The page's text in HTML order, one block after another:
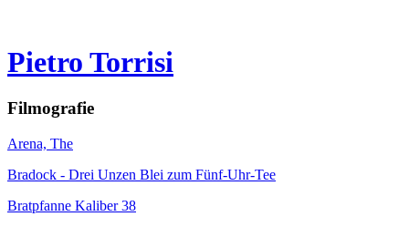
Pietro Torrisi
Filmografie
Arena, The
Bradock - Drei Unzen Blei zum Fünf-Uhr-Tee
Bratpfanne Kaliber 38